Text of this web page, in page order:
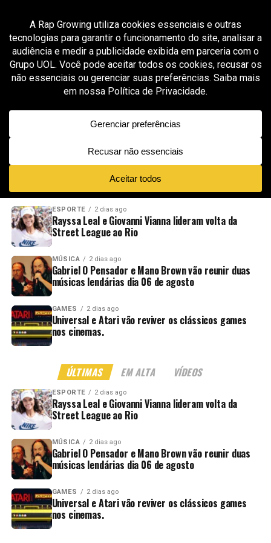
All posts tagged "trajetória"
ESPORTE 10 meses ago
Ramon Dino faz história: brasileiro é campeão
do Mr. Olympia 2025 na Classic Physique
NOVIDADES EM ALTA VÍDEOS
ESPORTE 2 dias ago
Rayssa Leal e Giovanni Vianna lideram volta da
Street League ao Rio
MÚSICA 2 dias ago
Gabriel O Pensador e Mano Brown vão reunir duas
músicas lendárias dia 06 de agosto
GAMES 2 dias ago
Universal e Atari vão reviver os clássicos games
nos cinemas.
ÚLTIMAS EM ALTA VÍDEOS
ESPORTE 2 dias ago
Rayssa Leal e Giovanni Vianna lideram volta da
Street League ao Rio
MÚSICA 2 dias ago
Gabriel O Pensador e Mano Brown vão reunir duas
músicas lendárias dia 06 de agosto
GAMES 2 dias ago
Universal e Atari vão reviver os clássicos games
nos cinemas.